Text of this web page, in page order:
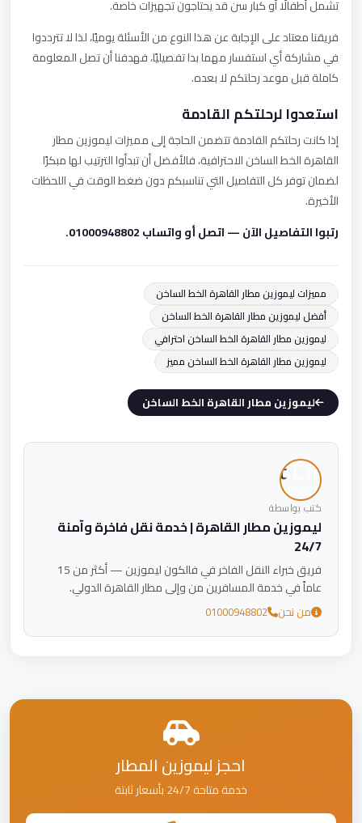
تشمل أطفالًا أو كبار سن قد يحتاجون تجهيزات خاصة.
فريقنا معتاد على الإجابة عن هذا النوع من الأسئلة يوميًا، لذا لا تترددوا
في مشاركة أي استفسار مهما بدا تفصيليًا، فهدفنا أن تصل المعلومة
كاملة قبل موعد رحلتكم لا بعده.
استعدوا لرحلتكم القادمة
إذا كانت رحلتكم القادمة تتضمن الحاجة إلى مميزات ليموزين مطار
القاهرة الخط الساخن الاحترافية، فالأفضل أن تبدأوا الترتيب لها مبكرًا
لضمان توفر كل التفاصيل التي تناسبكم دون ضغط الوقت في اللحظات
الأخيرة.
رتبوا التفاصيل الآن — اتصل أو واتساب 01000948802.
مميزات ليموزين مطار القاهرة الخط الساخن
أفضل ليموزين مطار القاهرة الخط الساخن
ليموزين مطار القاهرة الخط الساخن احترافي
ليموزين مطار القاهرة الخط الساخن مميز
ليموزين مطار القاهرة الخط الساخن
كتب بواسطة
ليموزين مطار القاهرة | خدمة نقل فاخرة وآمنة
24/7
فريق خبراء النقل الفاخر في فالكون ليموزين — أكثر من 15
عاماً في خدمة المسافرين من وإلى مطار القاهرة الدولي.
من نحن 01000948802
احجز ليموزين المطار
خدمة متاحة 24/7 بأسعار ثابتة